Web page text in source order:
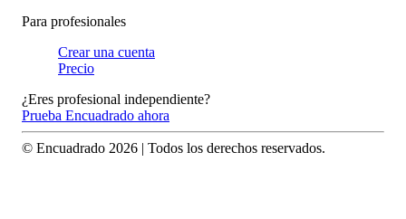
Para profesionales
Crear una cuenta
Precio
¿Eres profesional independiente?
Prueba Encuadrado ahora
© Encuadrado 2026 | Todos los derechos reservados.